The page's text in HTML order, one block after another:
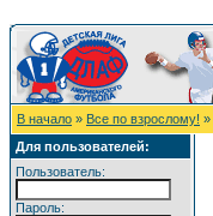
В начало » Все по взрослому! »
Для пользователей:
Пользователь:
Пароль: